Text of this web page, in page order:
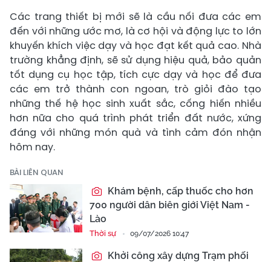
Các trang thiết bị mới sẽ là cầu nối đưa các em
đến với những ước mơ, là cơ hội và động lực to lớn
khuyến khích việc dạy và học đạt kết quả cao. Nhà
trường khẳng định, sẽ sử dụng hiệu quả, bảo quản
tốt dụng cụ học tập, tích cực dạy và học để đưa
các em trở thành con ngoan, trò giỏi đào tạo
những thế hệ học sinh xuất sắc, cống hiến nhiều
hơn nữa cho quá trình phát triển đất nước, xứng
đáng với những món quà và tình cảm đón nhận
hôm nay.
BÀI LIÊN QUAN
Khám bệnh, cấp thuốc cho hơn
700 người dân biên giới Việt Nam -
Lào
Thời sự 09/07/2026 10:47
Khởi công xây dựng Trạm phối